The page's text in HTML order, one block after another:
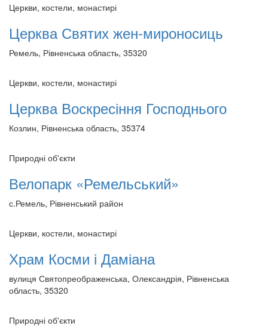
Церкви, костели, монастирі
Церква Святих жен-мироносиць
Ремель, Рівненська область, 35320
Церкви, костели, монастирі
Церква Воскресіння Господнього
Козлин, Рівненська область, 35374
Природні об'єкти
Велопарк «Ремельський»
с.Ремель, Рівненський район
Церкви, костели, монастирі
Храм Косми і Даміана
вулиця Святопреображенська, Олександрія, Рівненська
область, 35320
Природні об'єкти